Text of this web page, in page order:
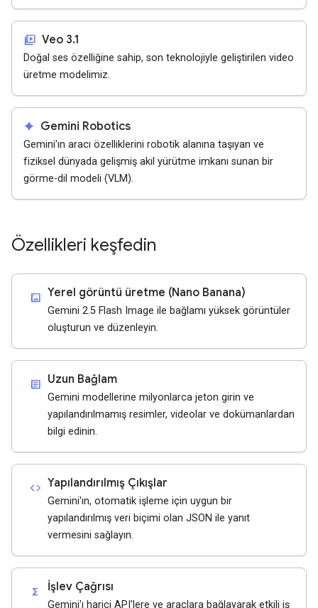
video_library Veo 3.1
Doğal ses özelliğine sahip, son teknolojiyle geliştirilen video
üretme modelimiz.
spark Gemini Robotics
Gemini'ın aracı özelliklerini robotik alanına taşıyan ve
fiziksel dünyada gelişmiş akıl yürütme imkanı sunan bir
görme-dil modeli (VLM).
Özellikleri keşfedin
imagesmode Yerel görüntü üretme (Nano Banana)
Gemini 2.5 Flash Image ile bağlamı yüksek görüntüler
oluşturun ve düzenleyin.
article Uzun Bağlam
Gemini modellerine milyonlarca jeton girin ve
yapılandırılmamış resimler, videolar ve dokümanlardan
bilgi edinin.
code Yapılandırılmış Çıkışlar
Gemini'ın, otomatik işleme için uygun bir
yapılandırılmış veri biçimi olan JSON ile yanıt
vermesini sağlayın.
functions İşlev Çağrısı
Gemini'ı harici API'lere ve araçlara bağlayarak etkili iş